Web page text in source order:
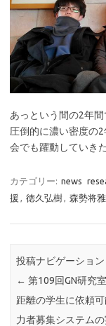
あっという間の2年
圧倒的に濃い密度の
会でも躍動していき
カテゴリー: news
援 , 徳久弘樹, 森勢将雅
投稿ナビゲーション
← 第109回GN研究
距離の学生に依頼
力者募集システム